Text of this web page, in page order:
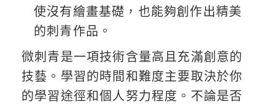
使沒有繪畫基礎，也能夠創作出精美
的刺青作品。
微刺青是一項技術含量高且充滿創意的
技藝。學習的時間和難度主要取決於你
的學習途徑和個人努力程度。不論是否